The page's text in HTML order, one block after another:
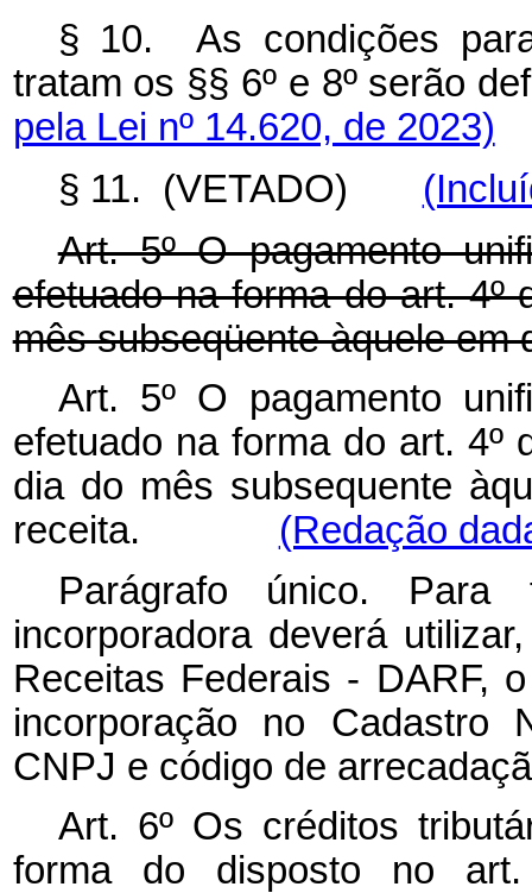
§ 10. As condições
tratam os §§ 6º e 8º serão
pela Lei nº 14.620, de 2023)
§ 11. (VETADO)
Art. 5º O pagamento
efetuado na forma do art. 4º
mês subseqüente àquele em
Art. 5º O pagamento
efetuado na forma do art. 4º
dia do mês subsequente
receita. (Redação
Parágrafo único.
incorporadora deverá
Receitas Federais - DARF,
incorporação no Cadastro
CNPJ e código de
Art. 6º Os créditos
forma do disposto no